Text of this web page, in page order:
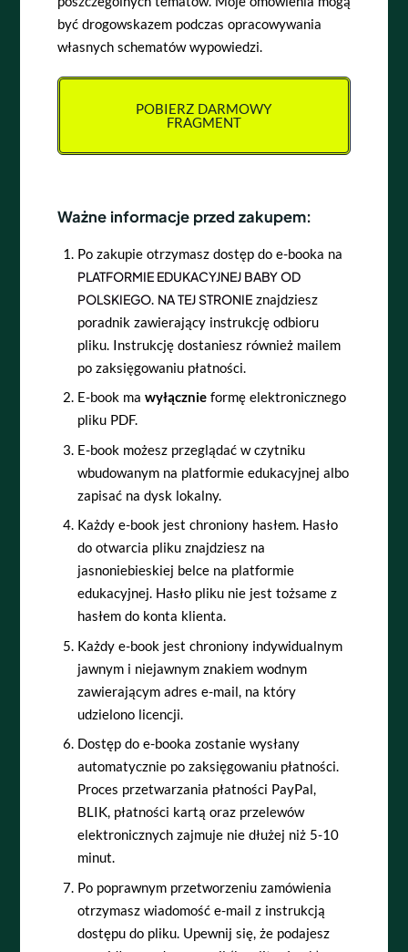
być drogowskazem podczas opracowywania
własnych schematów wypowiedzi.
POBIERZ DARMOWY
FRAGMENT
Ważne informacje przed zakupem:
Po zakupie otrzymasz dostęp do e-booka na
PLATFORMIE EDUKACYJNEJ BABY OD
POLSKIEGO. NA TEJ STRONIE znajdziesz
poradnik zawierający instrukcję odbioru
pliku. Instrukcję dostaniesz również mailem
po zaksięgowaniu płatności.
E-book mawyłącznie formę elektronicznego
pliku PDF.
E-book możesz przeglądać w czytniku
wbudowanym na platformie edukacyjnej albo
zapisać na dysk lokalny.
Każdy e-book jest chroniony hasłem. Hasło
do otwarcia pliku znajdziesz na
jasnoniebieskiej belce na platformie
edukacyjnej. Hasło pliku nie jest tożsame z
hasłem do konta klienta.
Każdy e-book jest chroniony indywidualnym
jawnym i niejawnym znakiem wodnym
zawierającym adres e-mail, na który
udzielono licencji.
Dostęp do e-booka zostanie wysłany
automatycznie po zaksięgowaniu płatności.
Proces przetwarzania płatności PayPal,
BLIK, płatności kartą oraz przelewów
elektronicznych zajmuje nie dłużej niż 5-10
minut.
Po poprawnym przetworzeniu zamówienia
otrzymasz wiadomość e-mail z instrukcją
dostępu do pliku. Upewnij się, że podajesz